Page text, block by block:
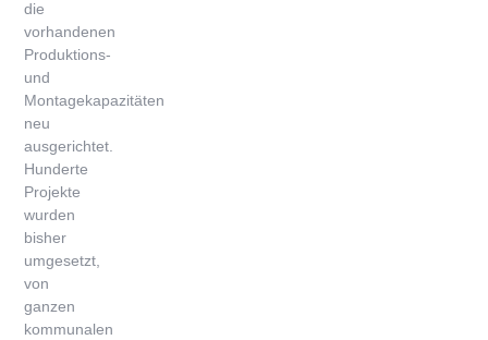
die
vorhandenen
Produktions-
und
Montagekapazitäten
neu
ausgerichtet.
Hunderte
Projekte
wurden
bisher
umgesetzt,
von
ganzen
kommunalen